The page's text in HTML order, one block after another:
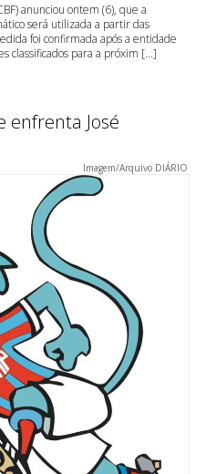
anunciou ontem (6), que a
será utilizada a partir das
foi confirmada após a entidade
classificados para a próxim [...]
enfrenta José
Imagem/Arquivo DIÁRIO